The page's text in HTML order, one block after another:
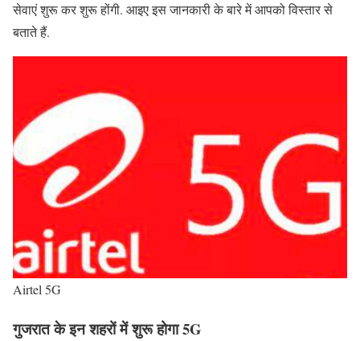
सेवाएं शुरू कर शुरू होंगी. आइए इस जानकारी के बारे में आपको विस्तार से
बताते हैं.
Airtel 5G
गुजरात के इन शहरों में शुरू होगा 5G